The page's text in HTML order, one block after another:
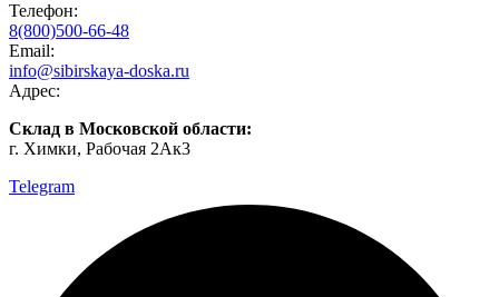
Телефон:
8(800)500-66-48
Email:
info@sibirskaya-doska.ru
Адрес:
Склад в Московской области:
г. Химки, Рабочая 2Ак3
Telegram